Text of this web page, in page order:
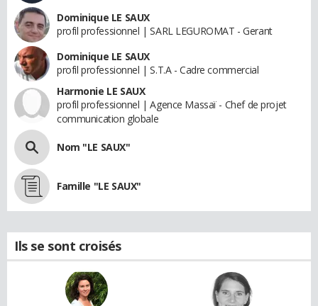
Dominique LE SAUX
profil professionnel | SARL LEGUROMAT - Gerant
Dominique LE SAUX
profil professionnel | S.T.A - Cadre commercial
Harmonie LE SAUX
profil professionnel | Agence Massaï - Chef de projet
communication globale
Nom "LE SAUX"
Famille "LE SAUX"
Ils se sont croisés